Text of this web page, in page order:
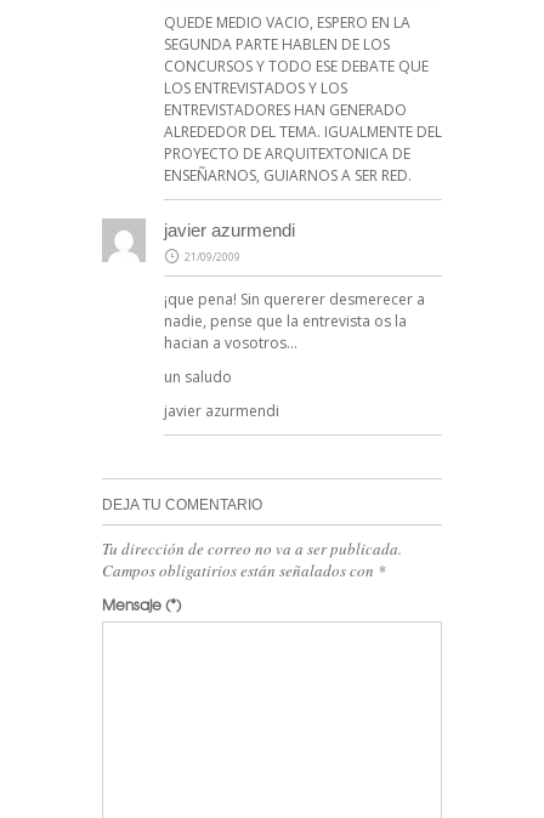
QUEDE MEDIO VACIO, ESPERO EN LA
SEGUNDA PARTE HABLEN DE LOS
CONCURSOS Y TODO ESE DEBATE QUE
LOS ENTREVISTADOS Y LOS
ENTREVISTADORES HAN GENERADO
ALREDEDOR DEL TEMA. IGUALMENTE DEL
PROYECTO DE ARQUITEXTONICA DE
ENSEÑARNOS, GUIARNOS A SER RED.
javier azurmendi
21/09/2009
¡que pena! Sin quererer desmerecer a
nadie, pense que la entrevista os la
hacian a vosotros…
un saludo
javier azurmendi
DEJA TU COMENTARIO
Tu dirección de correo no va a ser publicada.
Campos obligatirios están señalados con *
Mensaje(*)